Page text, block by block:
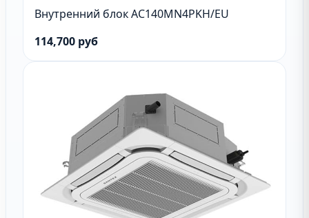
Внутренний блок AC140MN4PKH/EU
114,700 руб